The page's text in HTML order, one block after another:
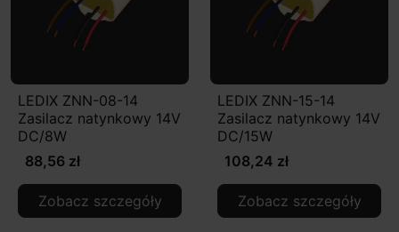
LEDIX ZNN-08-14
Zasilacz natynkowy 14V
DC/8W
88,56 zł
Zobacz szczegóły
LEDIX ZNN-15-14
Zasilacz natynkowy 14V
DC/15W
108,24 zł
Zobacz szczegóły